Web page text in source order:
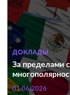
ДОКЛАДЫ
За пределами
01.06.2026